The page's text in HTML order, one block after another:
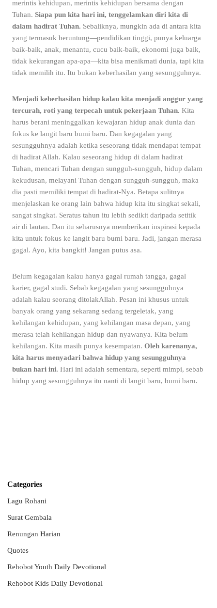
merintis kehidupan, merintis kehidupan bersama dengan
Tuhan. Siapa pun kita hari ini, tenggelamkan diri kita di
dalam hadirat Tuhan. Sebaliknya, mungkin ada di antara kita
yang termasuk beruntung—pendidikan tinggi, punya keluarga
baik-baik, anak, menantu, cucu baik-baik, ekonomi juga baik,
tidak kekurangan apa-apa—kita bisa menikmati dunia, tapi kita
tidak memilih itu. Itu bukan keberhasilan yang sesungguhnya.
Menjadi keberhasilan hidup kalau kita menjadi anggur yang
tercurah, roti yang terpecah untuk pekerjaan Tuhan. Kita
harus berani meninggalkan kewajaran hidup anak dunia dan
fokus ke langit baru bumi baru. Dan kegagalan yang
sesungguhnya adalah ketika seseorang tidak mendapat tempat
di hadirat Allah. Kalau seseorang hidup di dalam hadirat
Tuhan, mencari Tuhan dengan sungguh-sungguh, hidup dalam
kekudusan, melayani Tuhan dengan sungguh-sungguh, maka
dia pasti memiliki tempat di hadirat-Nya. Betapa sulitnya
menjelaskan ke orang lain bahwa hidup kita itu singkat sekali,
sangat singkat. Seratus tahun itu lebih sedikit daripada setitik
air di lautan. Dan itu seharusnya memberikan inspirasi kepada
kita untuk fokus ke langit baru bumi baru. Jadi, jangan merasa
gagal. Ayo, kita bangkit! Jangan putus asa.
Belum kegagalan kalau hanya gagal rumah tangga, gagal
karier, gagal studi. Sebab kegagalan yang sesungguhnya
adalah kalau seorang ditolakAllah. Pesan ini khusus untuk
banyak orang yang sekarang sedang tergeletak, yang
kehilangan kehidupan, yang kehilangan masa depan, yang
merasa telah kehilangan hidup dan nyawanya. Kita belum
kehilangan. Kita masih punya kesempatan. Oleh karenanya,
kita harus menyadari bahwa hidup yang sesungguhnya
bukan hari ini. Hari ini adalah sementara, seperti mimpi, sebab
hidup yang sesungguhnya itu nanti di langit baru, bumi baru.
Categories
Lagu Rohani
Surat Gembala
Renungan Harian
Quotes
Rehobot Youth Daily Devotional
Rehobot Kids Daily Devotional